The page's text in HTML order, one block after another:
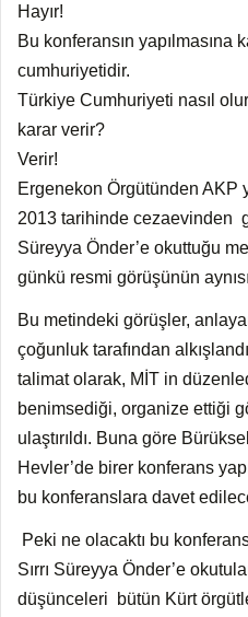
Hayır!
Bu konferansın yapılmasına
cumhuriyetidir.
Türkiye Cumhuriyeti nasıl
karar verir?
Verir!
Ergenekon Örgütünden AKP
2013 tarihinde cezaevinden
Süreyya Önder’e okuttuğu
günkü resmi görüşünün
Bu metindeki görüşler,
çoğunluk tarafından
talimat olarak, MİT in
benimsediği, organize ettiği
ulaştırıldı. Buna göre
Hevler’de birer konferans
bu konferanslara davet
Peki ne olacaktı bu
Sırrı Süreyya Önder’e
düşünceleri bütün Kürt